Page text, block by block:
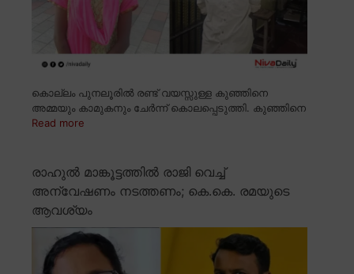
കൊല്ലം പുനലൂരിൽ രണ്ട് വയസ്സുള്ള കുഞ്ഞിനെ
അമ്മയും കാമുകനും ചേർന്ന് കൊലപ്പെടുത്തി. കുഞ്ഞിനെ
Read more
രാഹുൽ മാങ്കൂട്ടത്തിൽ രാജി വെച്ച്
അന്വേഷണം നടത്തണം; കെ.കെ. രമയുടെ
ആവശ്യം